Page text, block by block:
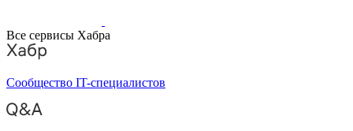
Все сервисы Хабра
Сообщество IT-специалистов